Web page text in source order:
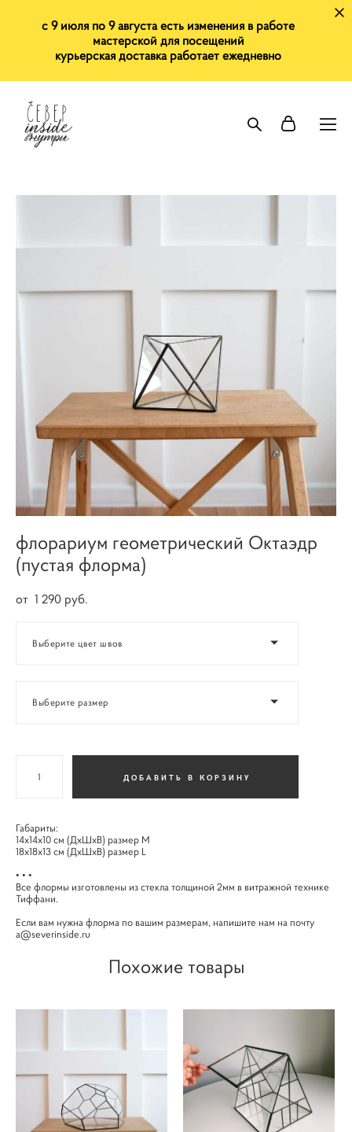
с 9 июля по 9 августа есть изменения в работе
мастерской для посещений
курьерская доставка работает ежедневно
флорариум геометрический Октаэдр
(пустая флорма)
от 1 290 pуб.
Выберите цвет швов
Выберите размер
ДОБАВИТЬ В КОРЗИНУ
Габариты:
14х14х10 см (ДхШхВ) размер М
18х18х13 см (ДхШхВ) размер L
• • •
Все флормы изготовлены из стекла толщиной 2мм в витражной технике
Тиффани.
Если вам нужна флорма по вашим размерам, напишите нам на почту
a@severinside.ru
Похожие товары